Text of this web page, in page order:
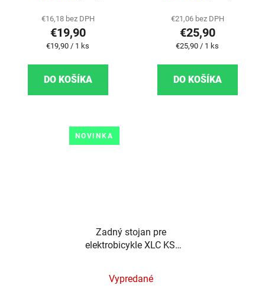
€16,18 bez DPH
€19,90
Jednotková cena:
€19,90 / 1 ks
DO KOŠÍKA
€21,06 bez DPH
€25,90
Jednotková cena:
€25,90 / 1 ks
DO KOŠÍKA
NOVINKA
Zadný stojan pre
elektrobicykle XLC KS-
Vypredané